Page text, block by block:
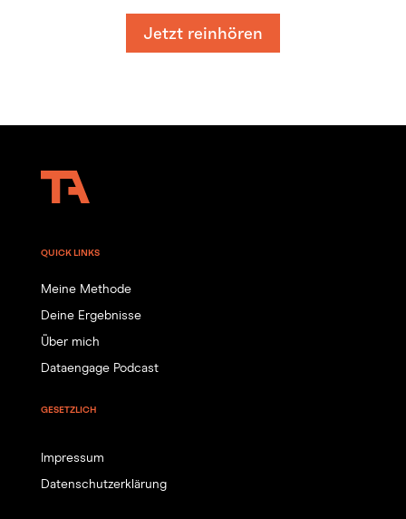
Jetzt reinhören
QUICK LINKS
Meine Methode
Deine Ergebnisse
Über mich
Dataengage Podcast
GESETZLICH
Impressum
Datenschutzerklärung